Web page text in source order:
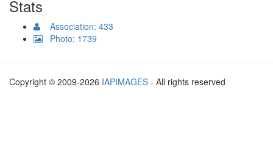
Stats
Association: 433
Photo: 1739
Copyright © 2009-2026 IAPIMAGES - All rights reserved